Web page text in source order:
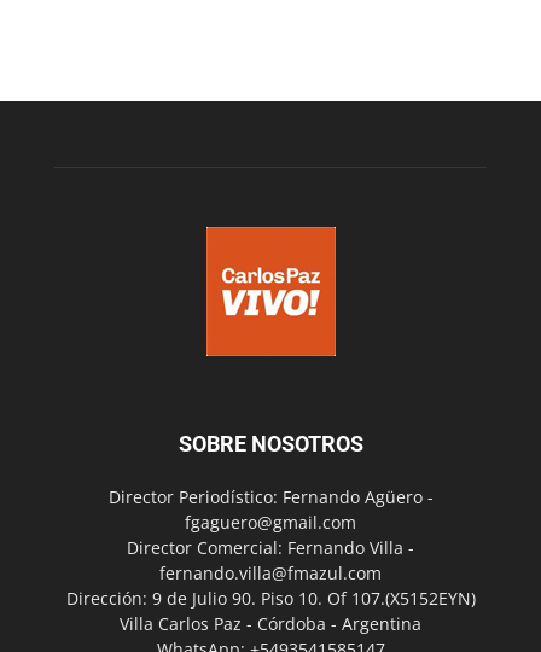
SOBRE NOSOTROS
Director Periodístico: Fernando Agüero -
fgaguero@gmail.com
Director Comercial: Fernando Villa -
fernando.villa@fmazul.com
Dirección: 9 de Julio 90. Piso 10. Of 107.(X5152EYN)
Villa Carlos Paz - Córdoba - Argentina